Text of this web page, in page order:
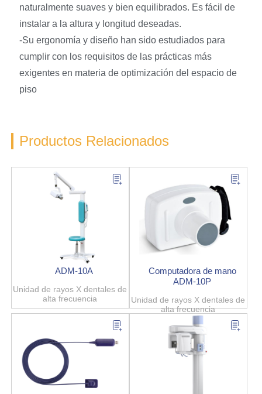
naturalmente suaves y bien equilibrados. Es fácil de
instalar a la altura y longitud deseadas.
-Su ergonomía y diseño han sido estudiados para
cumplir con los requisitos de las prácticas más
exigentes en materia de optimización del espacio de
piso
Productos Relacionados
ADM-10A
Unidad de rayos X dentales de
alta frecuencia
Computadora de mano
ADM-10P
Unidad de rayos X dentales de
alta frecuencia